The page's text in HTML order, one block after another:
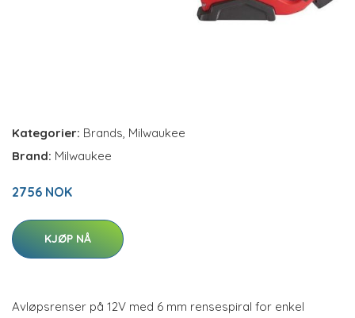
Kategorier: Brands, Milwaukee
Brand: Milwaukee
2756 NOK
KJØP NÅ
Avløpsrenser på 12V med 6 mm rensespiral for enkel